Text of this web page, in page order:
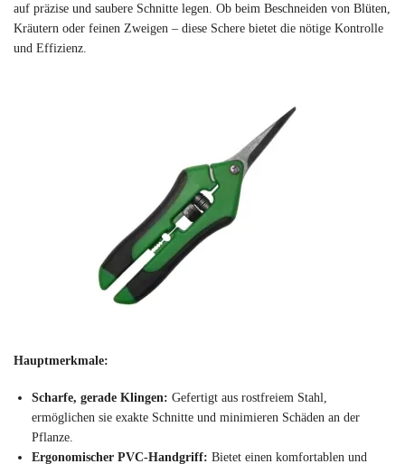
auf präzise und saubere Schnitte legen. Ob beim Beschneiden von Blüten,
Kräutern oder feinen Zweigen – diese Schere bietet die nötige Kontrolle
und Effizienz.
Hauptmerkmale:
Scharfe, gerade Klingen: Gefertigt aus rostfreiem Stahl,
ermöglichen sie exakte Schnitte und minimieren Schäden an der
Pflanze.
Ergonomischer PVC-Handgriff: Bietet einen komfortablen und